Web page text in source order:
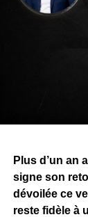
Plus d’un an
signe son
dévoilée ce
reste fidèle à